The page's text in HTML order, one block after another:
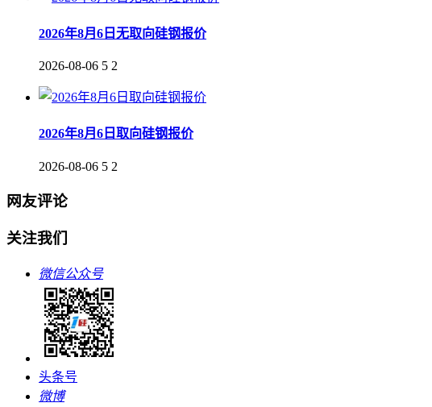
2026年8月6日无取向硅钢报价
2026-08-06 5 2
2026年8月6日取向硅钢报价
2026-08-06 5 2
网友评论
关注我们
微信公众号
头条号
微博